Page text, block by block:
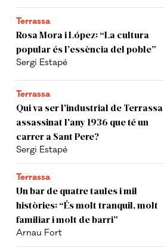
Terrassa
Rosa Mora i López: “La cultura
popular és l’essència del poble”
Sergi Estapé
Terrassa
Qui va ser l'industrial de Terrassa
assassinat l'any 1936 que té un
carrer a Sant Pere?
Sergi Estapé
Terrassa
Un bar de quatre taules i mil
històries: “És molt tranquil, molt
familiar i molt de barri”
Arnau Fort